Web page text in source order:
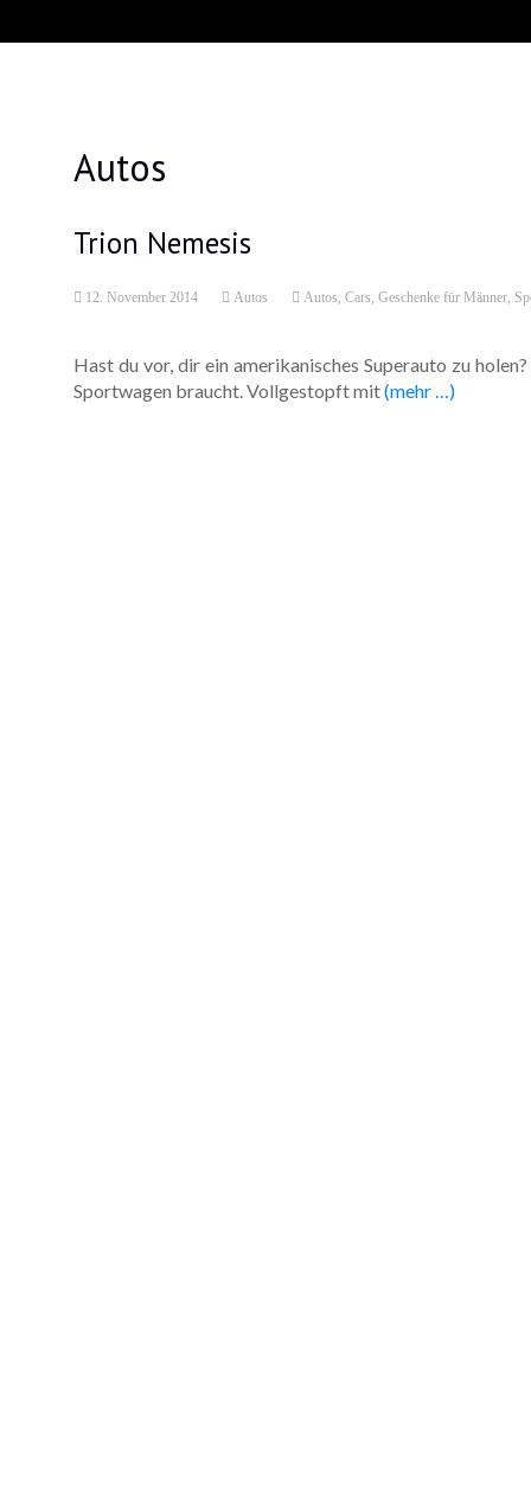
Autos
Trion Nemesis
12. November 2014 Autos Autos,Cars,Geschenke für Männer,
Hast du vor, dir ein amerikanisches Superauto zu
Sportwagen braucht. Vollgestopft mit(mehr …)